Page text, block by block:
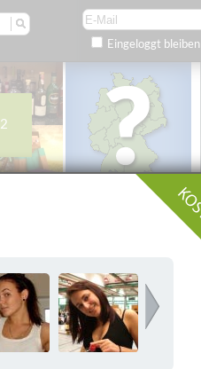
Eingeloggt bleiben